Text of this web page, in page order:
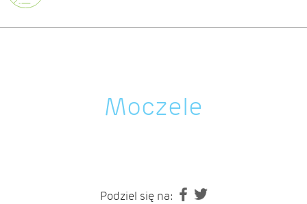
Moczele
Podziel się na: